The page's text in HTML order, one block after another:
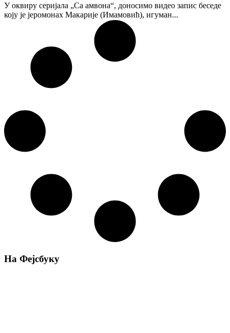
У оквиру серијала „Са амвона“, доносимо видео запис беседе
коју је јеромонах Макарије (Имамовић), игуман...
На Фејсбуку